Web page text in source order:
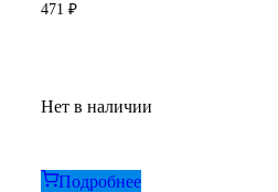
471 ₽
Нет в наличии
Подробнее